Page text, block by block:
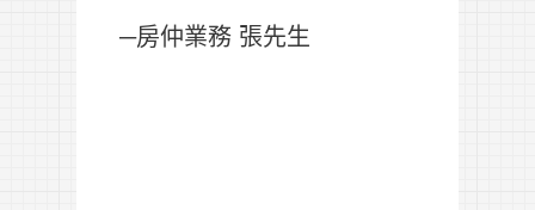
─房仲業務 張先生